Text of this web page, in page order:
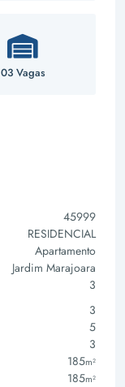
03 Vagas
45999
RESIDENCIAL
Apartamento
Jardim Marajoara
3
3
5
3
185m²
185m²